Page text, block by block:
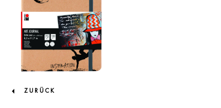
ZURÜCK